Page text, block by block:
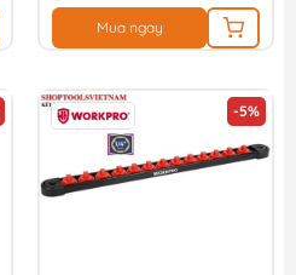
Mua ngay
-5%